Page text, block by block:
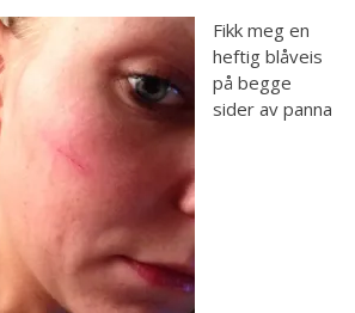
Fikk meg en
heftig blåveis
på begge
sider av panna